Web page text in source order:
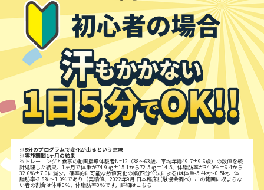
※5分のプログラムで変化が出るという意味
※実施期間1ヶ月の結果
※トレーニングと食事の動画指導体験者N=12（38～63歳、平均年齢49.7±9.6歳）の数値を統
計処理した結果、1ヶ月で体重が74.9kg±15.1から72.5kg±14.5、体脂肪率が34.0%±6.4から
32.6%±7.0に減少。確率的に可能な数値変化の幅(四分位法による)は体重-5.4kg〜0.5kg、体
脂肪率-3.8%〜1.0%であり（実績値、2022年9月 日本臨床試験協会調べ）この範囲に収まらな
い者の割合は体重0％、体脂肪率0％です。詳細はこちら